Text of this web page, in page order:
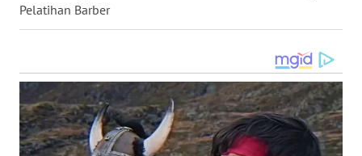
Pelatihan Barber
WN
LABUHANBATU
WN
TAPANULI
TENGAH
WN DELI